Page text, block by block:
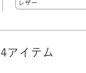
アイテム